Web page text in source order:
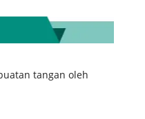
tangan oleh